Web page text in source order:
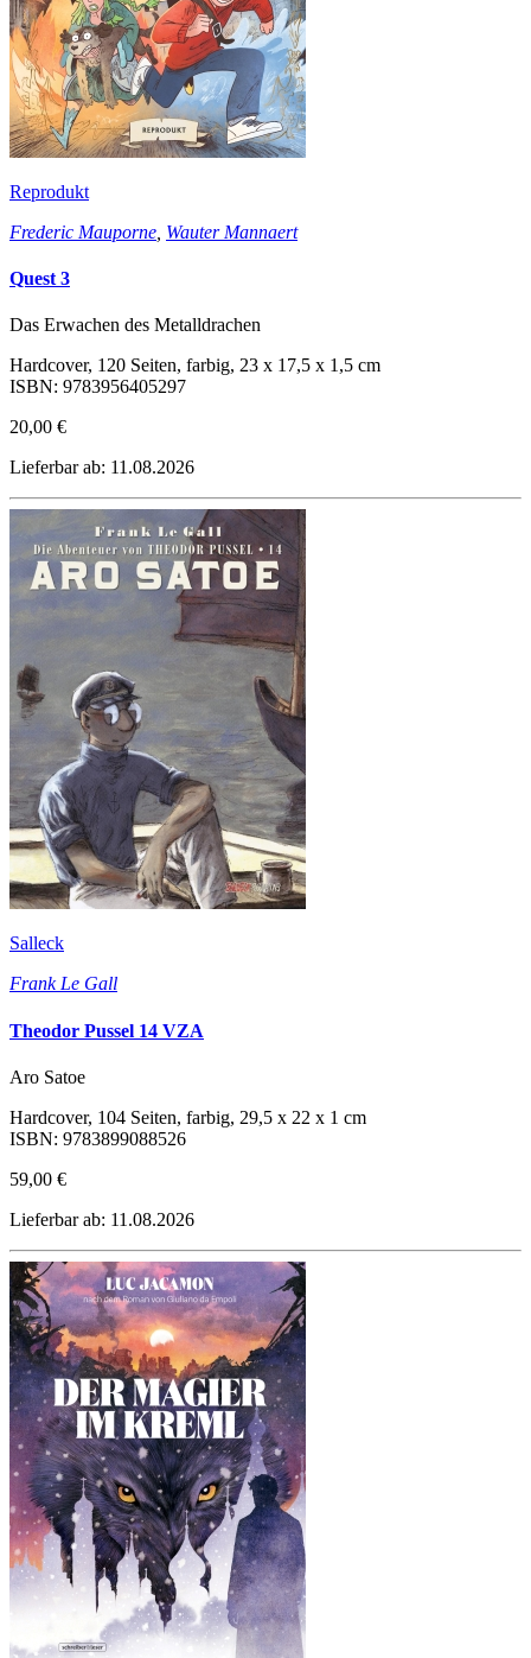
Reprodukt
Frederic Mauporne Wauter Mannaert
Quest 3
Das Erwachen des Metalldrachen
Hardcover, 120 Seiten, farbig, 23 x 17,5 x 1,5 cm
ISBN: 9783956405297
20,00 €
Lieferbar ab: 11.08.2026
Salleck
Frank Le Gall
Theodor Pussel 14 VZA
Aro Satoe
Hardcover, 104 Seiten, farbig, 29,5 x 22 x 1 cm
ISBN: 9783899088526
59,00 €
Lieferbar ab: 11.08.2026